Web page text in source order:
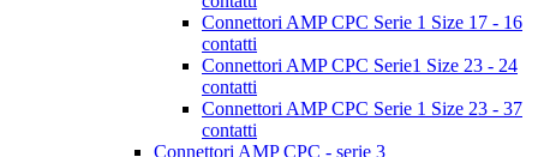
Connettori AMP CPC Serie 1 Size 17 - 16
contatti
Connettori AMP CPC Serie1 Size 23 - 24
contatti
Connettori AMP CPC Serie 1 Size 23 - 37
contatti
Connettori AMP CPC - serie 3